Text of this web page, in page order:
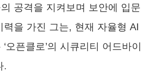
공격을 지켜보며 보안에 입문
력을 가진 그는, 현재 자율형 AI
오픈클로’의 시큐리티 어드바이
.